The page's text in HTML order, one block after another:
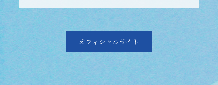
オフィシャルサイト